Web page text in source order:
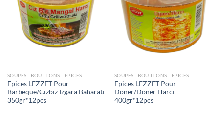
SOUPES - BOUILLONS - EPICES
Epices LEZZET Pour
Barbeque/Cizbiz Izgara Baharati
350gr*12pcs
SOUPES - BOUILLONS - EPICES
Epices LEZZET Pour
Doner/Doner Harci
400gr*12pcs